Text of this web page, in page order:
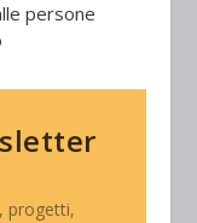
persone
progetti,